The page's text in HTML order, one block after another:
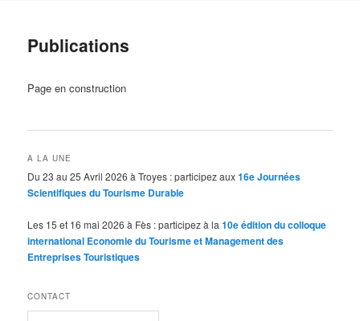
Publications
Page en construction
A LA UNE
Du 23 au 25 Avril 2026 à Troyes : participez aux16e Journées
Scientifiques du Tourisme Durable
Les 15 et 16 mai 2026 à Fès : participez à la10e édition du colloque
international Economie du Tourisme et Management des
Entreprises Touristiques
CONTACT